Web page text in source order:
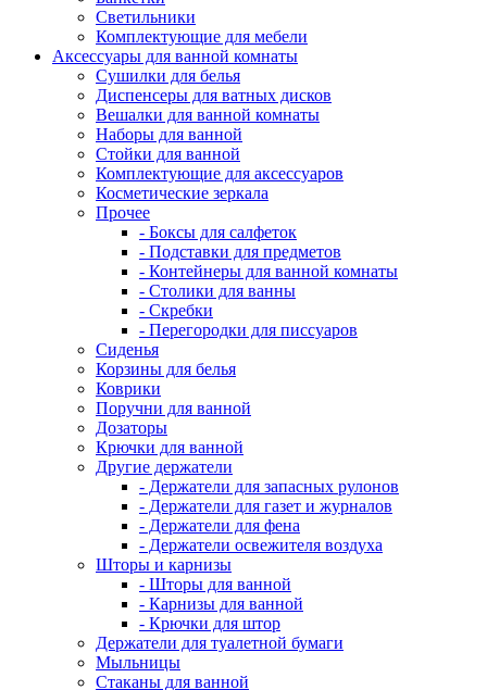
Светильники
Комплектующие для мебели
Аксессуары для ванной комнаты
Сушилки для белья
Диспенсеры для ватных дисков
Вешалки для ванной комнаты
Наборы для ванной
Стойки для ванной
Комплектующие для аксессуаров
Косметические зеркала
Прочее
- Боксы для салфеток
- Подставки для предметов
- Контейнеры для ванной комнаты
- Столики для ванны
- Скребки
- Перегородки для писсуаров
Сиденья
Корзины для белья
Коврики
Поручни для ванной
Дозаторы
Крючки для ванной
Другие держатели
- Держатели для запасных рулонов
- Держатели для газет и журналов
- Держатели для фена
- Держатели освежителя воздуха
Шторы и карнизы
- Шторы для ванной
- Карнизы для ванной
- Крючки для штор
Держатели для туалетной бумаги
Мыльницы
Стаканы для ванной